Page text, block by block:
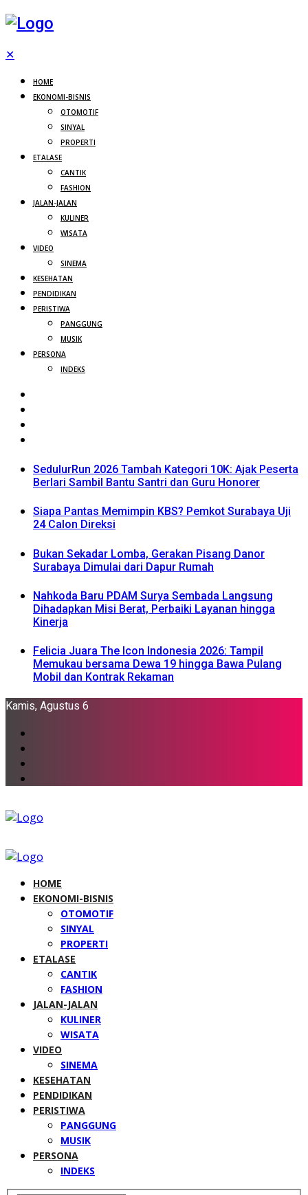
✕
HOME
EKONOMI-BISNIS
OTOMOTIF
SINYAL
PROPERTI
ETALASE
CANTIK
FASHION
JALAN-JALAN
KULINER
WISATA
VIDEO
SINEMA
KESEHATAN
PENDIDIKAN
PERISTIWA
PANGGUNG
MUSIK
PERSONA
INDEKS
SedulurRun 2026 Tambah Kategori 10K: Ajak Peserta
Berlari Sambil Bantu Santri dan Guru Honorer
Siapa Pantas Memimpin KBS? Pemkot Surabaya Uji
24 Calon Direksi
Bukan Sekadar Lomba, Gerakan Pisang Danor
Surabaya Dimulai dari Dapur Rumah
Nahkoda Baru PDAM Surya Sembada Langsung
Dihadapkan Misi Berat, Perbaiki Layanan hingga
Kinerja
Felicia Juara The Icon Indonesia 2026: Tampil
Memukau bersama Dewa 19 hingga Bawa Pulang
Mobil dan Kontrak Rekaman
Kamis, Agustus 6
HOME
EKONOMI-BISNIS
OTOMOTIF
SINYAL
PROPERTI
ETALASE
CANTIK
FASHION
JALAN-JALAN
KULINER
WISATA
VIDEO
SINEMA
KESEHATAN
PENDIDIKAN
PERISTIWA
PANGGUNG
MUSIK
PERSONA
INDEKS